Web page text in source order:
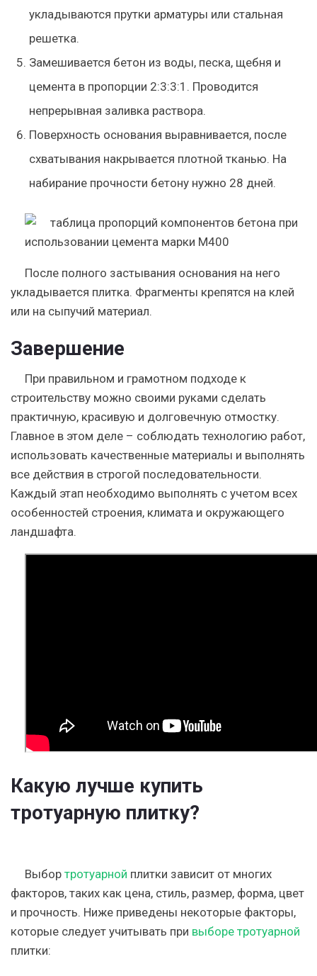
укладываются прутки арматуры или стальная
решетка.
Замешивается бетон из воды, песка, щебня и
цемента в пропорции 2:3:3:1. Проводится
непрерывная заливка раствора.
Поверхность основания выравнивается, после
схватывания накрывается плотной тканью. На
набирание прочности бетону нужно 28 дней.
После полного застывания основания на него
укладывается плитка. Фрагменты крепятся на клей
или на сыпучий материал.
Завершение
При правильном и грамотном подходе к
строительству можно своими руками сделать
практичную, красивую и долговечную отмостку.
Главное в этом деле – соблюдать технологию работ,
использовать качественные материалы и выполнять
все действия в строгой последовательности.
Каждый этап необходимо выполнять с учетом всех
особенностей строения, климата и окружающего
ландшафта.
Какую лучше купить
тротуарную плитку?
Выбор тротуарной плитки зависит от многих
факторов, таких как цена, стиль, размер, форма, цвет
и прочность. Ниже приведены некоторые факторы,
которые следует учитывать при выборе тротуарной
плитки: